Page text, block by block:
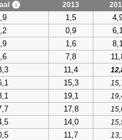
2013
1,5
0,9
1,6
7,8
11,4
15,3
19,1
17,8
14,0
11,7